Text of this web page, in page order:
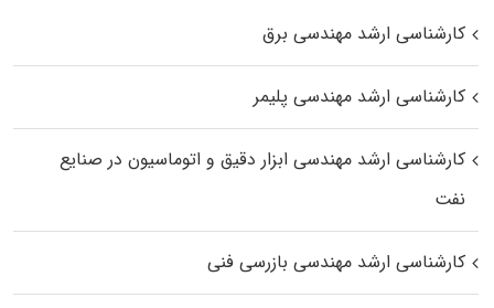
کارشناسی ارشد مهندسی برق
کارشناسی ارشد مهندسی پلیمر
کارشناسی ارشد مهندسی ابزار دقیق و اتوماسیون در صنایع
نفت
کارشناسی ارشد مهندسی بازرسی فنی